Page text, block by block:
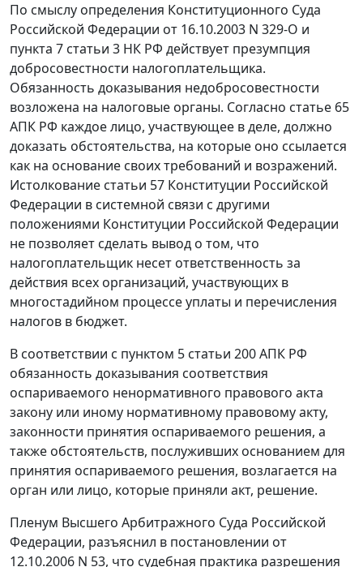
По смыслу определения Конституционного Суда
Российской Федерации от 16.10.2003 N 329-О и
пункта 7 статьи 3 НК РФ действует презумпция
добросовестности налогоплательщика.
Обязанность доказывания недобросовестности
возложена на налоговые органы. Согласно статье 65
АПК РФ каждое лицо, участвующее в деле, должно
доказать обстоятельства, на которые оно ссылается
как на основание своих требований и возражений.
Истолкование статьи 57 Конституции Российской
Федерации в системной связи с другими
положениями Конституции Российской Федерации
не позволяет сделать вывод о том, что
налогоплательщик несет ответственность за
действия всех организаций, участвующих в
многостадийном процессе уплаты и перечисления
налогов в бюджет.
В соответствии с пунктом 5 статьи 200АПК РФ
обязанность доказывания соответствия
оспариваемого ненормативного правового акта
закону или иному нормативному правовому акту,
законности принятия оспариваемого решения, а
также обстоятельств, послуживших основанием для
принятия оспариваемого решения, возлагается на
орган или лицо, которые приняли акт, решение.
Пленум Высшего Арбитражного Суда Российской
Федерации, разъяснил в постановлении от
12.10.2006 N 53, что судебная практика разрешения